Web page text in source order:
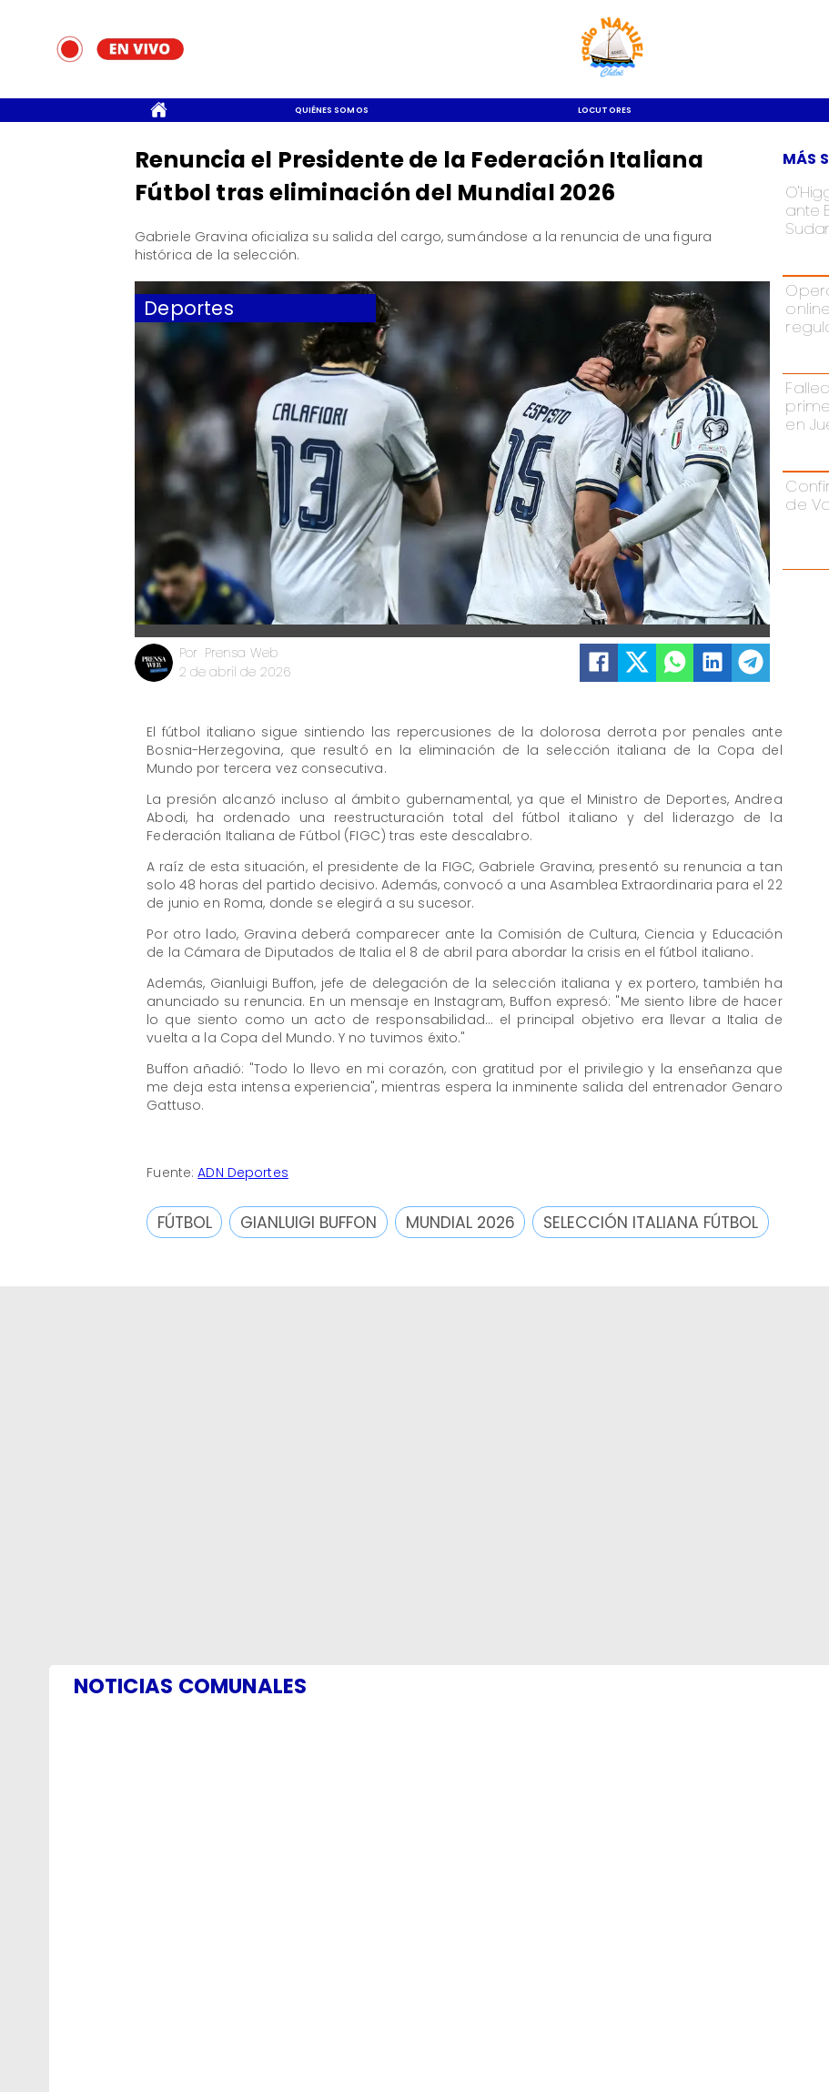
QUIÉNES SOMOS LOCUTORES
Deportes
Prensa Web
Por
2 de abril de 2026
ante
en
de
MÁS
Renuncia el Presidente de la Federación Italiana
Fútbol tras eliminación del Mundial 2026
Gabriele Gravina oficializa su salida del cargo, sumándose a la renuncia de una figura
histórica de la selección.
El fútbol italiano sigue sintiendo las repercusiones de la dolorosa derrota por penales ante
Bosnia-Herzegovina, que resultó en la eliminación de la selección italiana de la Copa del
Mundo por tercera vez consecutiva.
La presión alcanzó incluso al ámbito gubernamental, ya que el Ministro de Deportes, Andrea
Abodi, ha ordenado una reestructuración total del fútbol italiano y del liderazgo de la
Federación Italiana de Fútbol (FIGC) tras este descalabro.
A raíz de esta situación, el presidente de la FIGC, Gabriele Gravina, presentó su renuncia a tan
solo 48 horas del partido decisivo. Además, convocó a una Asamblea Extraordinaria para el 22
de junio en Roma, donde se elegirá a su sucesor.
Por otro lado, Gravina deberá comparecer ante la Comisión de Cultura, Ciencia y Educación
de la Cámara de Diputados de Italia el 8 de abril para abordar la crisis en el fútbol italiano.
Además, Gianluigi Buffon, jefe de delegación de la selección italiana y ex portero, también ha
anunciado su renuncia. En un mensaje en Instagram, Buffon expresó: "Me siento libre de hacer
lo que siento como un acto de responsabilidad... el principal objetivo era llevar a Italia de
vuelta a la Copa del Mundo. Y no tuvimos éxito."
Buffon añadió: "Todo lo llevo en mi corazón, con gratitud por el privilegio y la enseñanza que
me deja esta intensa experiencia", mientras espera la inminente salida del entrenador Genaro
Gattuso.
Fuente:ADN Deportes
FÚTBOL GIANLUIGI BUFFON MUNDIAL 2026 SELECCIÓN ITALIANA FÚTBOL
NOTICIAS COMUNALES